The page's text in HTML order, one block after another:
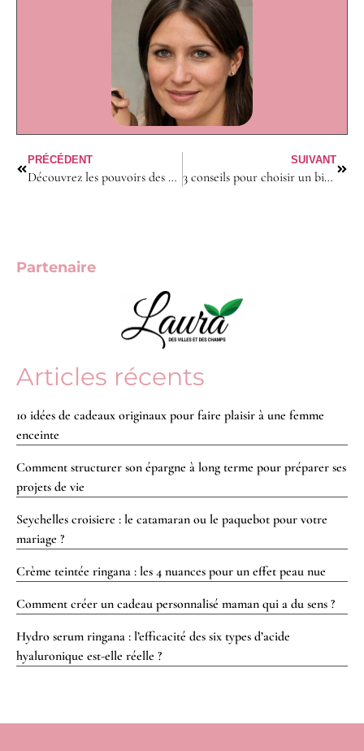
PRÉCÉDENT
Découvrez les pouvoirs des huiles essentielles
SUIVANT
3 conseils pour choisir un biberon pour votre bébé
Partenaire
Articles récents
10 idées de cadeaux originaux pour faire plaisir à une femme
enceinte
Comment structurer son épargne à long terme pour préparer ses
projets de vie
Seychelles croisiere : le catamaran ou le paquebot pour votre
mariage ?
Crème teintée ringana : les 4 nuances pour un effet peau nue
Comment créer un cadeau personnalisé maman qui a du sens ?
Hydro serum ringana : l’efficacité des six types d’acide
hyaluronique est-elle réelle ?